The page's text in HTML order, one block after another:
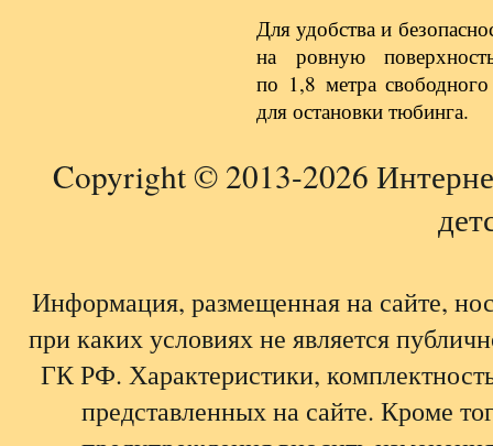
Для удобства и
на ровную
по 1,8 метра свободного
для остановки тюбинга.
Copyright © 2013-2026
Информация, размещенная на сайте,
при каких условиях не является
ГК РФ. Характеристики,
представленных на сайте. Кроме